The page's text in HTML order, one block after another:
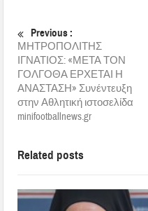
Previous :
ΜΗΤΡΟΠΟΛΙΤΗΣ
ΙΓΝΑΤΙΟΣ: «ΜΕΤΑ ΤΟΝ
ΓΟΛΓΟΘΑ ΕΡΧΕΤΑΙ Η
ΑΝΑΣΤΑΣΗ» Συνέντευξη
στην Αθλητική ιστοσελίδα
minifootballnews.gr
Related posts